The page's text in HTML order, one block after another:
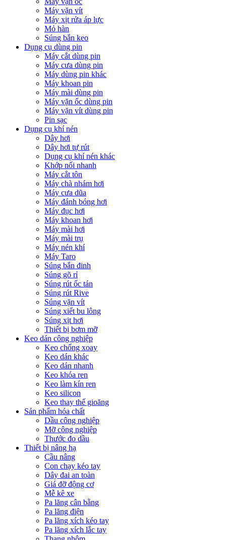
Máy vặn vít
Máy xịt rửa áp lực
Mỏ hàn
Súng bắn keo
Dụng cụ dùng pin
Máy cắt dùng pin
Máy cưa dùng pin
Máy dùng pin khác
Máy khoan pin
Máy mài dùng pin
Máy vặn ốc dùng pin
Máy vặn vít dùng pin
Pin sạc
Dụng cụ khí nén
Dây hơi
Dây hơi tự rút
Dụng cụ khí nén khác
Khớp nối nhanh
Máy cắt tôn
Máy chà nhám hơi
Máy cưa dũa
Máy đánh bóng hơi
Máy đục hơi
Máy khoan hơi
Máy mài hơi
Máy mài trụ
Máy nén khí
Máy Taro
Súng bắn đinh
Súng gõ rỉ
Súng rút ốc tán
Súng rút Rive
Súng vặn vít
Súng xiết bu lông
Súng xịt hơi
Thiết bị bơm mỡ
Keo dán công nghiệp
Keo chống xoay
Keo dán khác
Keo dán nhanh
Keo khóa ren
Keo làm kín ren
Keo silicon
Keo thay thế gioăng
Sản phẩm hóa chất
Dầu công nghiệp
Mỡ công nghiệp
Thước đo dầu
Thiết bị nâng hạ
Cầu nâng
Con chạy kéo tay
Dây đai an toàn
Giá đỡ động cơ
Mễ kê xe
Pa lăng cân bằng
Pa lăng điện
Pa lăng xích kéo tay
Pa lăng xích lắc tay